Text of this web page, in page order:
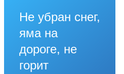
Не убран снег,
яма на
дороге, не
горит